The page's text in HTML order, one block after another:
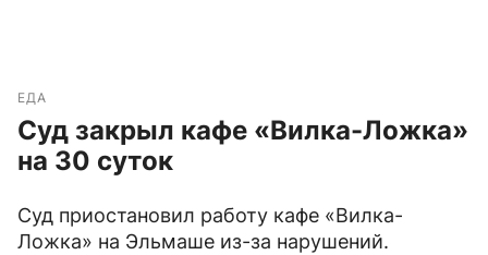
ЕДА
Суд закрыл кафе «Вилка-Ложка»
на 30 суток
Суд приостановил работу кафе «Вилка-
Ложка» на Эльмаше из-за нарушений.